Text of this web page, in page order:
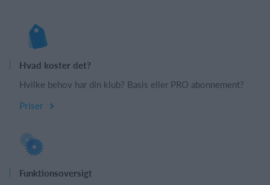
Hvad koster det?
Hvilke behov har din klub? Basis eller PRO abonnement?
Priser
Funktionsoversigt